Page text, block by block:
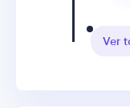
Ver